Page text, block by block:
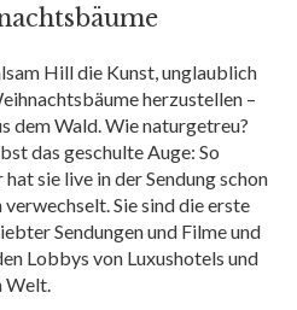
Hill die Kunst, unglaublich
herzustellen –
dem Wald. Wie naturgetreu?
das geschulte Auge: So
sie live in der Sendung schon
Sie sind die erste
Sendungen und Filme und
Lobbys von Luxushotels und
Welt.